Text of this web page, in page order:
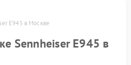
E945 в Москве
Sennheiser E945 в